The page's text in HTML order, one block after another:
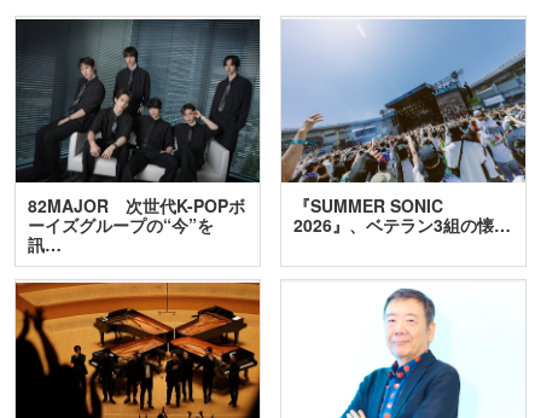
82MAJOR 次世代K-POPボ
ーイズグループの“今”を
訊…
『SUMMER SONIC
2026』、ベテラン3組の懐…